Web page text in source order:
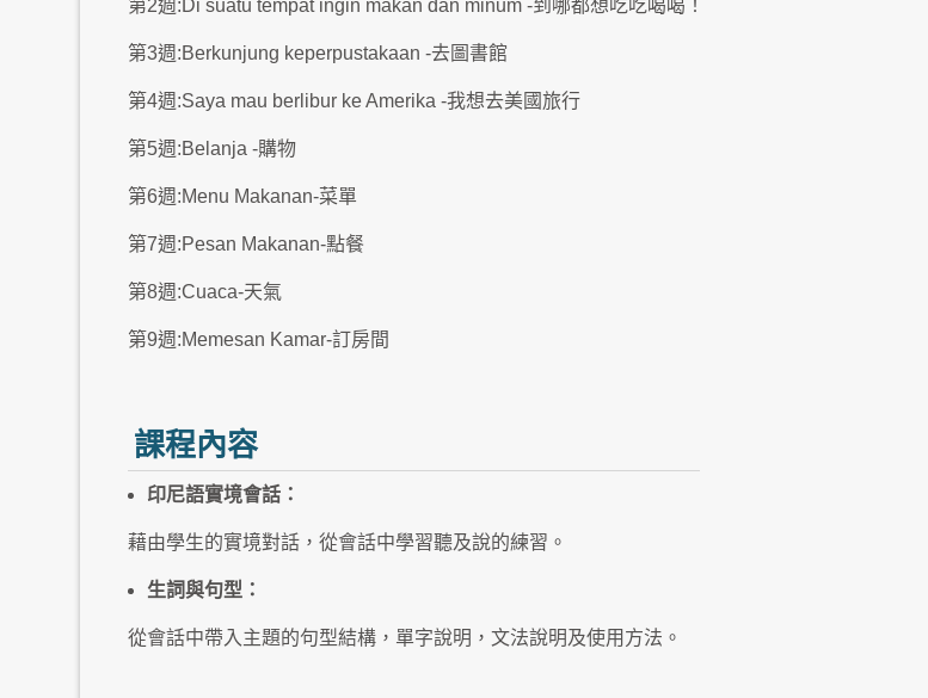
第2週:Di suatu tempat ingin makan dan minum -到哪都想吃吃喝喝！
第3週:Berkunjung keperpustakaan -去圖書館
第4週:Saya mau berlibur ke Amerika -我想去美國旅行
第5週:Belanja -購物
第6週:Menu Makanan-菜單
第7週:Pesan Makanan-點餐
第8週:Cuaca-天氣
第9週:Memesan Kamar-訂房間
課程內容
印尼語實境會話：
藉由學生的實境對話，從會話中學習聽及說的練習。
生詞與句型：
從會話中帶入主題的句型結構，單字說明，文法說明及使用方法。